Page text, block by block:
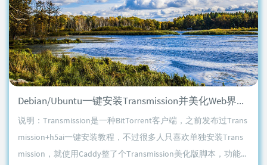
Debian/Ubuntu一键安装Transmission并美化Web界面来进行BT下载
说明：Transmission是一种BitTorrent客户端，之前发布过Trans
mission+h5ai一键安装教程，不过很多人只喜欢单独安装Trans
mission，就使用Caddy整了个Transmission美化版脚本，功能...